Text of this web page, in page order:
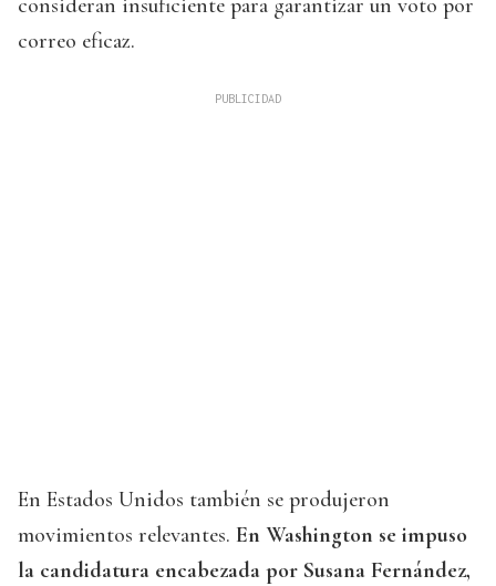
consideran insuficiente para garantizar un voto por
correo eficaz.
En Estados Unidos también se produjeron
movimientos relevantes. En Washington se impuso
la candidatura encabezada por Susana Fernández,